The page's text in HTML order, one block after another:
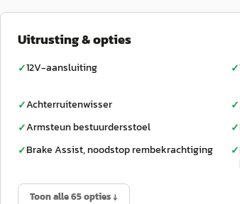
Uitrusting & opties
✓12V-aansluiting ✓
✓Achterruitenwisser ✓
✓Armsteun bestuurdersstoel ✓
✓Brake Assist, noodstop rembekrachtiging ✓
Toon alle 65 opties ↓